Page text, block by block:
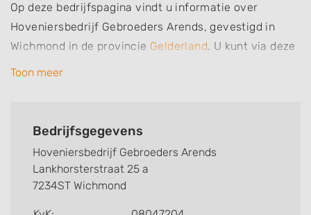
Op deze bedrijfspagina vindt u informatie over
Hoveniersbedrijf Gebroeders Arends, gevestigd in
Wichmond in de provincie Gelderland. U kunt via deze
pagina eenvoudig contact met het bedrijf opnemen
bedrijf, zo kunt u snel zien welke zaken
verzorgen. Tenslotte kunt een beoordeling of review
achterlaten als u al ervaring heeft met dit bedrijf.
Toon meer
Bedrijfsgegevens
Hoveniersbedrijf Gebroeders Arends
Lankhorsterstraat 25 a
7234ST Wichmond